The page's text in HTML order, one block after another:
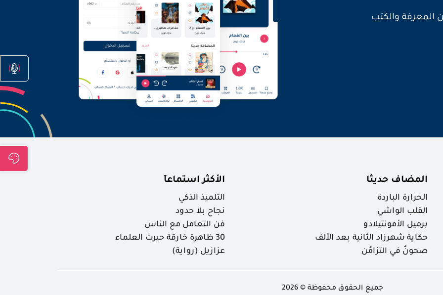
المعرفة والكتب
المضاف حديثا
الحرارة الباردة
القلب الواشي
برميل الأمونتيلادو
حكاية شهرزاد الثانية بعد الألف
صحونٌ في التزامُن
الأكثر استماعاَ
التلميذ الذكي
نجاح بلا حدود
فن التعامل مع الناس
30 ظاهرة خارقة حيرت العلماء
عزازيل (رواية)
جميع الحقوق محفوظة © 2026